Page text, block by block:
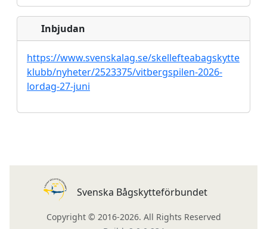
Inbjudan
https://www.svenskalag.se/skellefteabagskytte
klubb/nyheter/2523375/vitbergspilen-2026-
lordag-27-juni
Svenska Bågskytteförbundet
Copyright © 2016-2026. All Rights Reserved